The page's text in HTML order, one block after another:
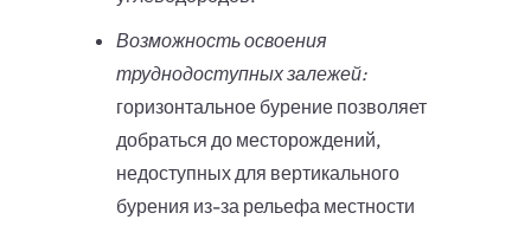
Возможность освоения
труднодоступных залежей:
горизонтальное бурение позволяет
добраться до месторождений,
недоступных для вертикального
бурения из-за рельефа местности